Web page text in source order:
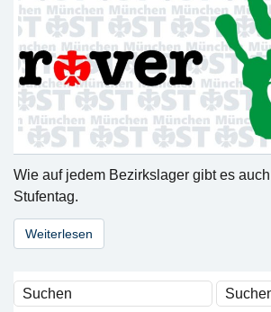
Wie auf jedem Bezirkslager gibt es
Stufentag.
Weiterlesen